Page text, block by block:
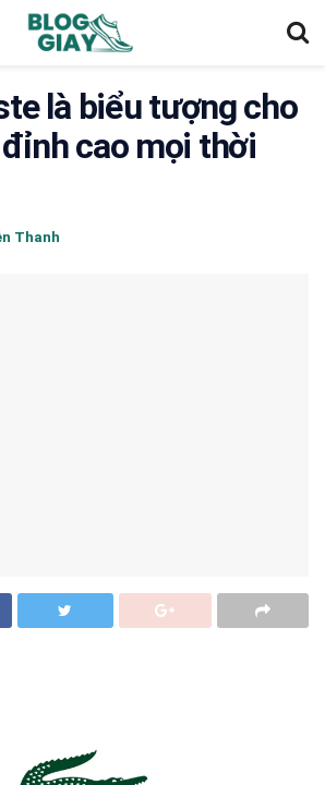
là biểu tượng cho
cao mọi thời
Thanh